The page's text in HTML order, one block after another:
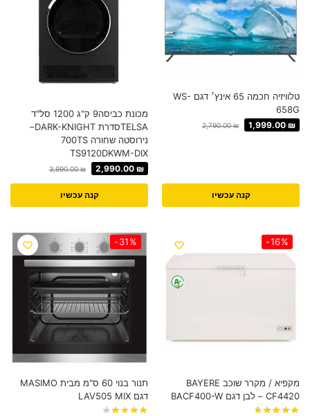
טלוויזיה חכמה 65 אינץ׳ דגם WS-
658G
2,790.00₪ 1,999.00 ₪
קנה עכשיו
מכונת כביסה9 ק"ג 1200 סל"ד
TELSAסדרת DARK-KNIGHT–
נירוסטה שחורה 700TS
TS9120DKWM-DIX
3,990.00₪ 2,990.00 ₪
קנה עכשיו
-16%
מקפיא / מקרר שוכב BAYERE
CF4420 – לבן דגם BACF400-W
-31%
תנור בנוי 60 ס"מ מבית MASIMO
דגם LAV505 MIX